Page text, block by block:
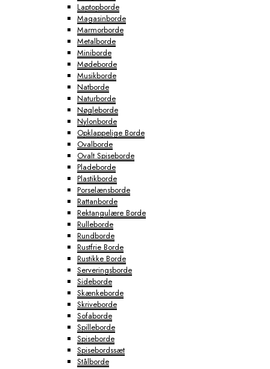
Laptopborde
Magasinborde
Marmorborde
Metalborde
Miniborde
Mødeborde
Musikborde
Natborde
Naturborde
Nøgleborde
Nylonborde
Opklappelige Borde
Ovalborde
Ovalt Spiseborde
Pladeborde
Plastikborde
Porselænsborde
Rattanborde
Rektangulære Borde
Rulleborde
Rundborde
Rustfrie Borde
Rustikke Borde
Serveringsborde
Sideborde
Skænkeborde
Skriveborde
Sofaborde
Spilleborde
Spiseborde
Spisebordssæt
Stålborde